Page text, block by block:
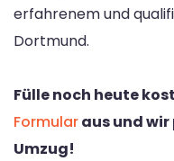
erfahrenem und
Dortmund.
Fülle noch heute
Formularaus und
Umzug!